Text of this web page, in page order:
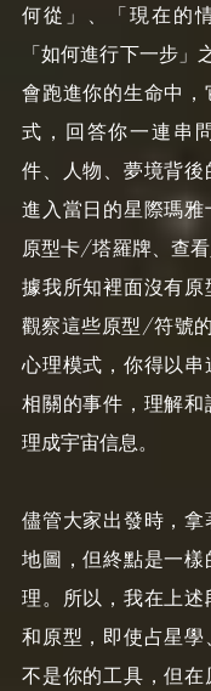
何從」、「現在的
「如何進行下一步
會跑進你的生命中
式，回答你一連串
件、人物、夢境背
進入當日的星際瑪
原型卡/塔羅牌、查
據我所知裡面沒有
觀察這些原型/符號
心理模式，你得以
相關的事件，理解
理成宇宙信息。
儘管大家出發時，
地圖，但終點是一
理。所以，我在上
和原型，即使占星
不是你的工具，但